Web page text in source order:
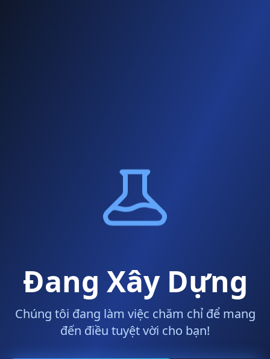
Đang Xây Dựng
Chúng tôi đang làm việc chăm chỉ để mang
đến điều tuyệt vời cho bạn!